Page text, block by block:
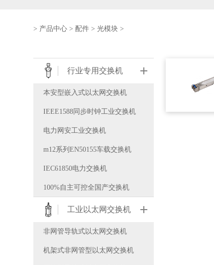
> 产品中心 > 配件 >光模块 >
行业专用交换机
本安型嵌入式以太网交换机
IEEE1588同步时钟工业交换机
电力网安工业交换机
m12系列EN50155车载交换机
IEC61850电力交换机
100%自主可控全国产交换机
工业以太网交换机
非网管导轨式以太网交换机
机架式非网管型以太网交换机